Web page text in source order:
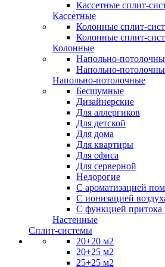
Кассетные сплит-
Кассетные
Колонные сплит-
Колонные сплит-
Колонные
Напольно-
Напольно-
Напольно-потолочные
Бесшумные
Дизайнерские
Для аллергиков
Для детской
Для дома
Для квартиры
Для офиса
Для серверной
Недорогие
С ароматизацией
С ионизацией
С функцией притока
Настенные
Сплит-системы
20+20 м2
20+25 м2
25+25 м2